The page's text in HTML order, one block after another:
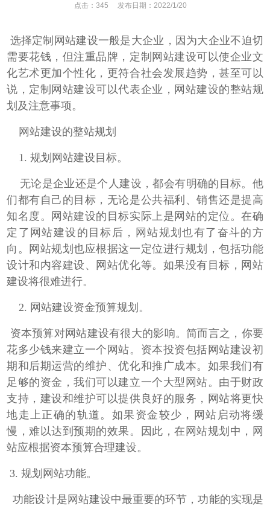
点击： 345 发布日期：2022/1/20
选择定制网站建设一般是大企业，因为大企业不迫切
需要花钱，但注重品牌，定制网站建设可以使企业文
化艺术更加个性化，更符合社会发展趋势，甚至可以
说，定制网站建设可以代表企业， 网站建设的整站规
划及注意事项。
网站建设的整站规划
1.规划网站建设目标。
无论是企业还是个人建设，都会有明确的目标。他
们都有自己的目标，无论是公共福利、销售还是提高
知名度。网站建设的目标实际上是网站的定位。在确
定了网站建设的目标后，网站规划也有了奋斗的方
向。网站规划也应根据这一定位进行规划，包括功能
设计和内容建设、网站优化等。如果没有目标，网站
建设将很难进行。
2. 网站建设资金预算规划。
资本预算对网站建设有很大的影响。简而言之，你要
花多少钱来建立一个网站。资本投资包括网站建设初
期和后期运营的维护、优化和推广成本。如果我们有
足够的资金，我们可以建立一个大型网站。由于财政
支持，建设和维护可以提供良好的服务，网站将更快
地走上正确的轨道。如果资金较少，网站启动将缓
慢，难以达到预期的效果。因此，在网站规划中，网
站应根据资本预算合理建设。
3.规划网站功能。
功能设计是网站建设中最重要的环节，功能的实现是